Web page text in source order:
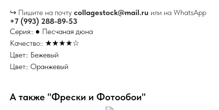
↪ Пишите на почту collagestock@mail.ru или на WhatsApp
+7 (993) 288-89-53
Серия:: ● Песчаная дюна
Качество:: ★★★★☆
Цвет:: Бежевый
Цвет:: Оранжевый
А также "Фрески и Фотообои"